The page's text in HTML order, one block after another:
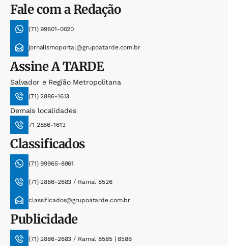
Fale com a Redação
(71) 99601-0020
jornalismoportal@grupoatarde.com.br
AssineA TARDE
Salvador e Região Metropolitana
(71) 2886-1613
Demais localidades
71 2886-1613
Classificados
(71) 99965-8961
(71) 2886-2683 / Ramal 8526
classificados@grupoatarde.com.br
Publicidade
(71) 2886-2683 / Ramal 8585 | 8586